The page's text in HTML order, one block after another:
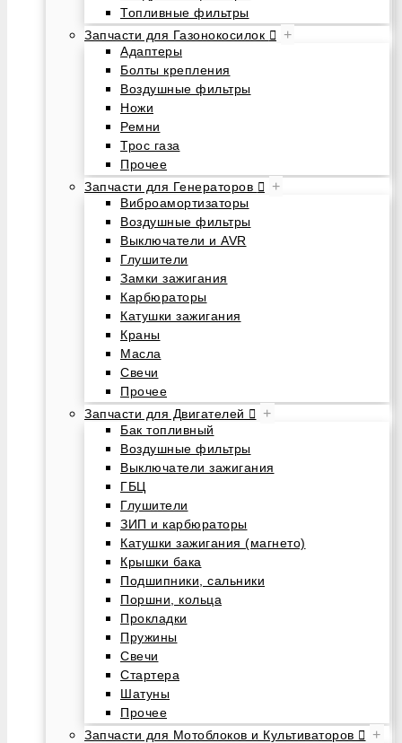
Топливные фильтры
Запчасти для Газонокосилок
+
Адаптеры
Болты крепления
Воздушные фильтры
Ножи
Ремни
Трос газа
Прочее
Запчасти для Генераторов
+
Виброамортизаторы
Воздушные фильтры
Выключатели и AVR
Глушители
Замки зажигания
Карбюраторы
Катушки зажигания
Краны
Масла
Свечи
Прочее
Запчасти для Двигателей
+
Бак топливный
Воздушные фильтры
Выключатели зажигания
ГБЦ
Глушители
ЗИП и карбюраторы
Катушки зажигания (магнето)
Крышки бака
Подшипники, сальники
Поршни, кольца
Прокладки
Пружины
Свечи
Стартера
Шатуны
Прочее
Запчасти для Мотоблоков и Культиваторов
+